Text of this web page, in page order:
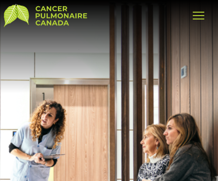
Cancer Pulmonaire Canada